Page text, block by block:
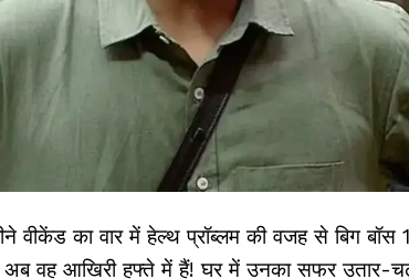
वीकेंड का वार में हेल्थ प्रॉब्लम की वजह से बिग बॉस
वह आखिरी हफ्ते में हैं! घर में उनका सफर उतार-